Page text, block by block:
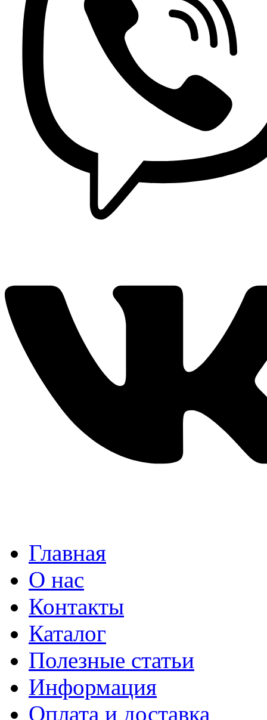
Главная
О нас
Контакты
Каталог
Полезные статьи
Информация
Оплата и доставка